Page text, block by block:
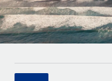
Platform
Ingebouwde
Enterprise
Global HR voor
WERK MET ONS
HR-woordenlijst
Checklists en
Italiano
Português (Portugal)
日本語